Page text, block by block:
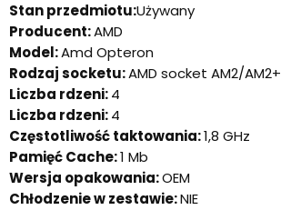
Stan przedmiotu:Używany
Producent:AMD
Model:Amd Opteron
Rodzaj socketu:AMD socket AM2/AM2+
Liczba rdzeni:4
Liczba rdzeni:4
Częstotliwość taktowania:1,8 GHz
Pamięć Cache:1 Mb
Wersja opakowania:OEM
Chłodzenie w zestawie:NIE